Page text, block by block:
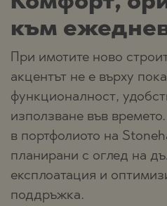
към
При имотите ново
акцентът не е върху
функционалност,
използване във
в портфолиото на
планирани с оглед на
експлоатация и
поддръжка.